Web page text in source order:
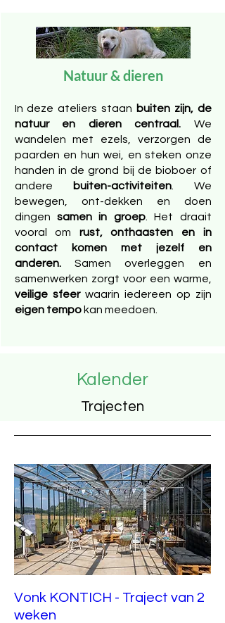
Natuur & dieren
In deze ateliers staan buiten zijn, de
natuur en dieren centraal. We
wandelen met ezels, verzorgen de
paarden en hun wei, en steken onze
handen in de grond bij de bioboer of
andere
buiten-activiteiten. We
bewegen, ont-dekken en doen
dingen samen in groep. Het draait
vooral om rust, onthaasten en in
contact komen met jezelf en
anderen. Samen overleggen en
samenwerken zorgt voor een warme,
veilige sfeerwaarin iedereen op zijn
eigen tempokan meedoen.
Kalender
Trajecten
Vonk KONTICH - Traject van 2
weken